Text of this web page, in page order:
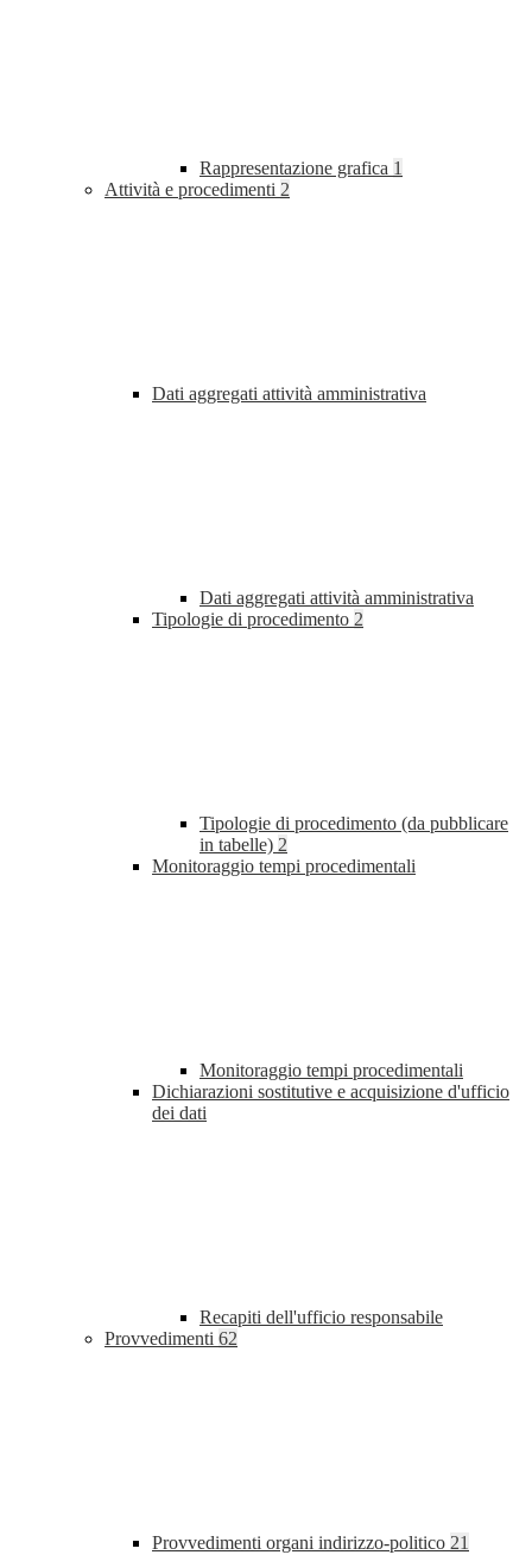
Rappresentazione grafica 1
Attività e procedimenti 2
Dati aggregati attività amministrativa
Dati aggregati attività amministrativa
Tipologie di procedimento 2
Tipologie di procedimento (da pubblicare
in tabelle) 2
Monitoraggio tempi procedimentali
Monitoraggio tempi procedimentali
Dichiarazioni sostitutive e acquisizione d'ufficio
dei dati
Recapiti dell'ufficio responsabile
Provvedimenti 62
Provvedimenti organi indirizzo-politico 21